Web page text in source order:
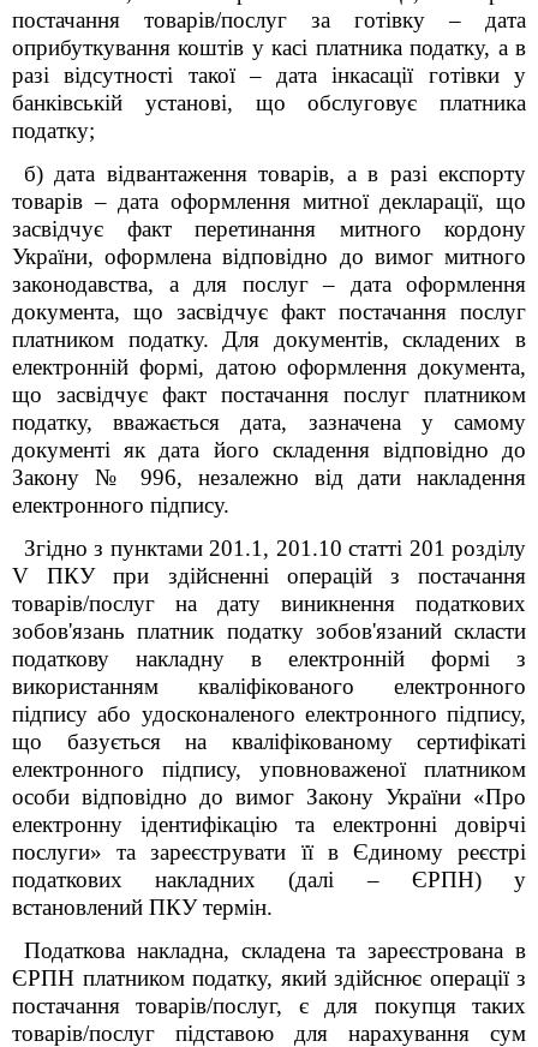
постачання товарів/послуг за готівку – дата
оприбуткування коштів у касі платника податку, а в
разі відсутності такої – дата інкасації готівки у
банківській установі, що обслуговує платника
податку;
б) дата відвантаження товарів, а в разі експорту
товарів – дата оформлення митної декларації, що
засвідчує факт перетинання митного кордону
України, оформлена відповідно до вимог митного
законодавства, а для послуг – дата оформлення
документа, що засвідчує факт постачання послуг
платником податку. Для документів, складених в
електронній формі, датою оформлення документа,
що засвідчує факт постачання послуг платником
податку, вважається дата, зазначена у самому
документі як дата його складення відповідно до
Закону № 996, незалежно від дати накладення
електронного підпису.
Згідно з пунктами 201.1, 201.10 статті 201 розділу
V ПКУ при здійсненні операцій з постачання
товарів/послуг на дату виникнення податкових
зобов'язань платник податку зобов'язаний скласти
податкову накладну в електронній формі з
використанням кваліфікованого електронного
підпису або удосконаленого електронного підпису,
що базується на кваліфікованому сертифікаті
електронного підпису, уповноваженої платником
особи відповідно до вимог Закону України «Про
електронну ідентифікацію та електронні довірчі
послуги» та зареєструвати її в Єдиному реєстрі
податкових накладних (далі – ЄРПН) у
встановлений ПКУ термін.
Податкова накладна, складена та зареєстрована в
ЄРПН платником податку, який здійснює операції з
постачання товарів/послуг, є для покупця таких
товарів/послуг підставою для нарахування сум